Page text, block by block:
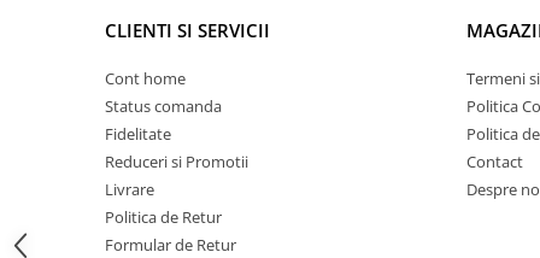
Proiectoare Full LED
Proiectoare Halogen plus LED
Dispozitive Avertizare
Accesorii Goarne Pneumatice
Autocolante reflectorizante si
fluorescente
CLIENTI SI SERVICII
Cont home
Status comanda
Fidelitate
Reduceri si Promotii
Livrare
Politica de Retur
Formular de Retur
Termeni
Politica
Politica
Contact
Despre